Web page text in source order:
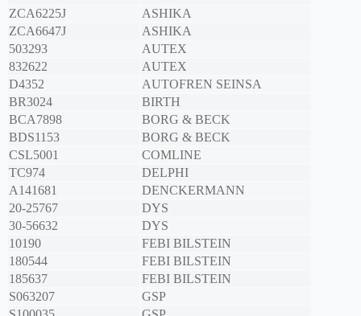
ZCA6225J
ASHIKA
ZCA6647J
ASHIKA
503293
AUTEX
832622
AUTEX
D4352
AUTOFREN SEINSA
BR3024
BIRTH
BCA7898
BORG & BECK
BDS1153
BORG & BECK
CSL5001
COMLINE
TC974
DELPHI
A141681
DENCKERMANN
20-25767
DYS
30-56632
DYS
10190
FEBI BILSTEIN
180544
FEBI BILSTEIN
185637
FEBI BILSTEIN
S063207
GSP